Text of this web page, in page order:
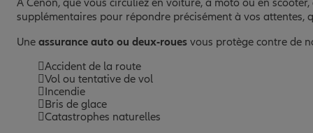
supplémentaires pour répondre précisément à vos attentes,
Une assurance auto ou deux-roues vous protège contre de
Accident de la route
Vol ou tentative de vol
Incendie
Bris de glace
Catastrophes naturelles